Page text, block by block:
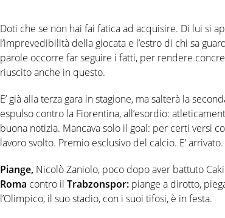
Doti che se non hai fai fatica ad acquisire. Di lui si
l’imprevedibilità della giocata e l’estro di chi sa
parole occorre far seguire i fatti, per rendere
riuscito anche in questo.
E’ già alla terza gara in stagione, ma salterà la
espulso contro la Fiorentina, all’esordio:
buona notizia. Mancava solo il goal: per certi versi
lavoro svolto. Premio esclusivo del calcio. E’ arrivato.
Piange, Nicolò Zaniolo, poco dopo aver battuto
Roma contro il Trabzonspor: piange a dirotto,
l’Olimpico, il suo stadio, con i suoi tifosi, è in festa.